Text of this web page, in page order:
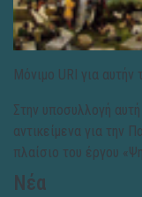
Μόνιμο URI για αυτήν
Στην υποσυλλογή
αντικείμενα για την
πλαίσιο του έργου
Νέα